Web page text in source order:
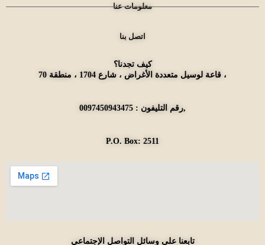
معلومات عنا
اتصل بنا
كيف تجدنا؟
قاعة لوسيل متعددة الأغراض ، شارع 1704 ، منطقة 70 ،
رقم التليفون : 0097450943475,
P.O. Box: 2511
تابعنا على وسائل التواصل الإجتماعي